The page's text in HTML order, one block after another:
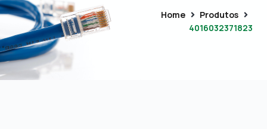
Home
Produtos
4016032371823